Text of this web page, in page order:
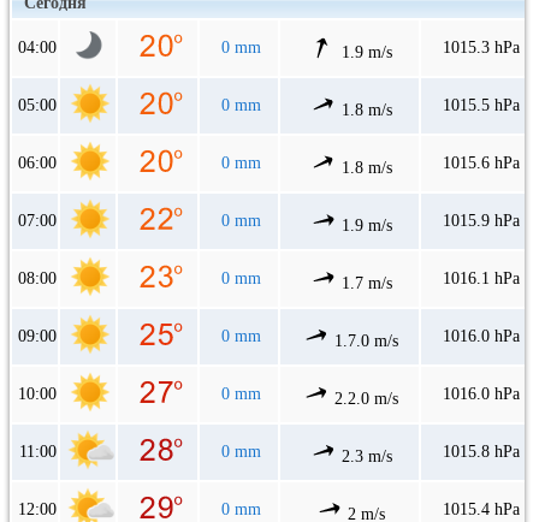
04:00 0 mm 1.9 m/s 1015.3 hPa
05:00 0 mm 1.8 m/s 1015.5 hPa
06:00 0 mm 1.8 m/s 1015.6 hPa
07:00 0 mm 1.9 m/s 1015.9 hPa
08:00 0 mm 1.7 m/s 1016.1 hPa
09:00 0 mm 1.7.0 m/s 1016.0 hPa
10:00 0 mm 2.2.0 m/s 1016.0 hPa
11:00 0 mm 2.3 m/s 1015.8 hPa
12:00 0 mm 2 m/s 1015.4 hPa